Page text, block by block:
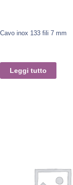
Cavo inox 133 fili 7 mm
Leggi tutto